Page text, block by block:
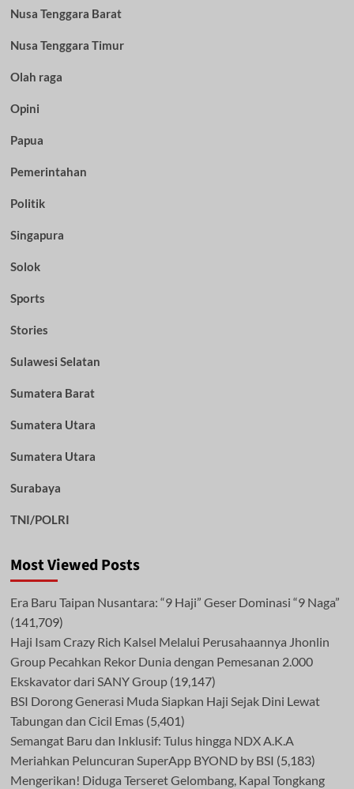
Nusa Tenggara Barat
Nusa Tenggara Timur
Olah raga
Opini
Papua
Pemerintahan
Politik
Singapura
Solok
Sports
Stories
Sulawesi Selatan
Sumatera Barat
Sumatera Utara
Sumatera Utara
Surabaya
TNI/POLRI
Most Viewed Posts
Era Baru Taipan Nusantara: “9 Haji” Geser Dominasi “9 Naga”
(141,709)
Haji Isam Crazy Rich Kalsel Melalui Perusahaannya Jhonlin
Group Pecahkan Rekor Dunia dengan Pemesanan 2.000
Ekskavator dari SANY Group (19,147)
BSI Dorong Generasi Muda Siapkan Haji Sejak Dini Lewat
Tabungan dan Cicil Emas (5,401)
Semangat Baru dan Inklusif: Tulus hingga NDX A.K.A
Meriahkan Peluncuran SuperApp BYOND by BSI (5,183)
Mengerikan! Diduga Terseret Gelombang, Kapal Tongkang